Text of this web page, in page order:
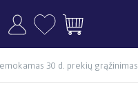
30 d. prekių grąžinimas